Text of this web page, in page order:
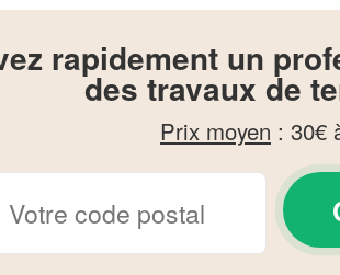
rapidement un
des travaux de
Prix moyen : 30€